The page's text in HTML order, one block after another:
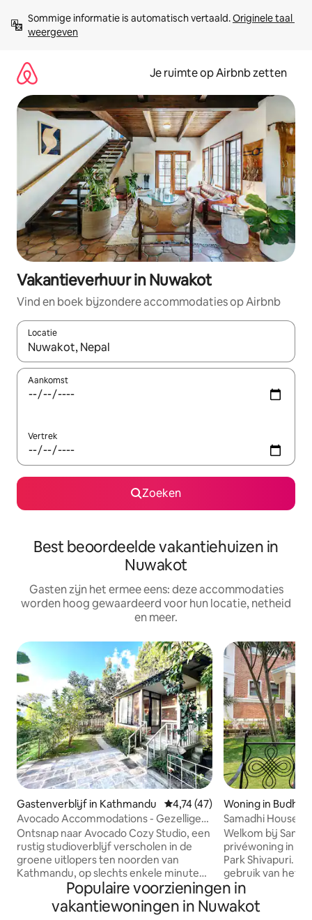
direct
naar
Sommige informatie is automatisch vertaald. Originele taal
weergeven
Je ruimte op Airbnb zetten
Vakantieverhuur in Nuwakot
Vind en boek bijzondere accommodaties op Airbnb
Locatie
Wanneer er suggesties beschikbaar zijn, maak je een keuze
Aankomst
Vertrek
Zoeken
Best beoordeelde vakantiehuizen in
Nuwakot
Gasten zijn het ermee eens: deze accommodaties
worden hoog gewaardeerd voor hun locatie, netheid
en meer.
Gastenverblijf in Kathmandu Gemiddelde beoordeling van
4,74 (47)
Avocado Accommodations - Gezellige
studio (kinderbed 3)
Ontsnap naar Avocado Cozy Studio, een
rustig studioverblijf verscholen in de
groene uitlopers ten noorden van
Kathmandu, op slechts enkele minuten
van de paden van Shivapuri National
Park. De studio is ontworpen voor
privacy en rust en verwelkomt
Woning in
Samadhi House |
van Shivapuri
Welkom bij
privéwoning in
Park Shivapuri.
gebruik van het
met eigen
dakterras met
Kathmandu-
Populaire voorzieningen in
vakantiewoningen in Nuwakot